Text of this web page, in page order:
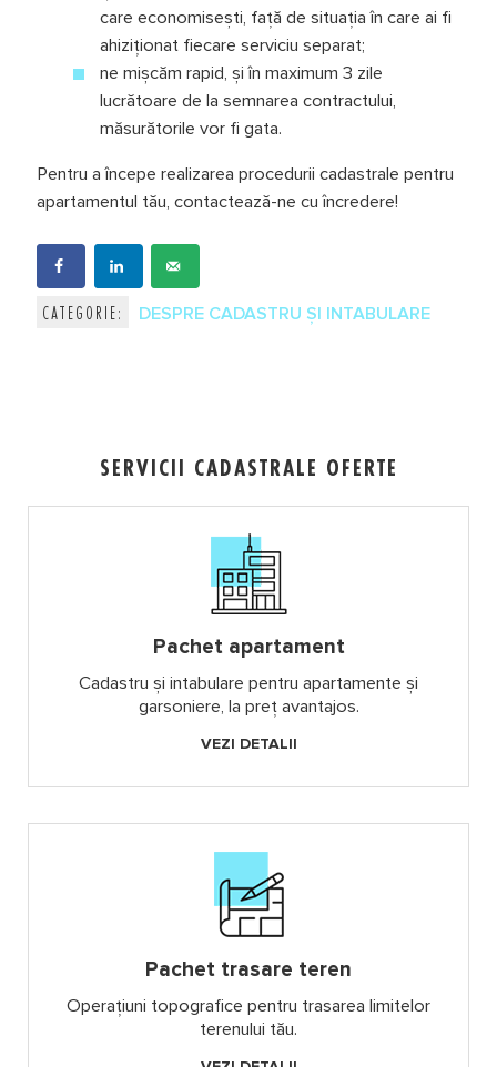
care economisești, față de situația în care ai fi
ahiziționat fiecare serviciu separat;
ne mișcăm rapid, și în maximum 3 zile
lucrătoare de la semnarea contractului,
măsurătorile vor fi gata.
Pentru a începe realizarea procedurii cadastrale pentru
apartamentul tău, contactează-ne cu încredere!
CATEGORIE: DESPRE CADASTRU ȘI INTABULARE
SERVICII CADASTRALE OFERTE
Pachet apartament
Cadastru și intabulare pentru apartamente și
garsoniere, la preț avantajos.
VEZI DETALII
Pachet trasare teren
Operațiuni topografice pentru trasarea limitelor
terenului tău.